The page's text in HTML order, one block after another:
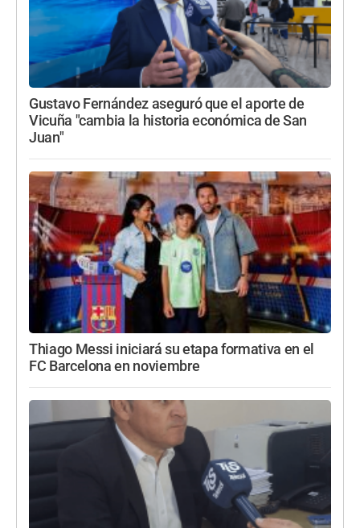
Gustavo Fernández aseguró que el aporte de
Vicuña "cambia la historia económica de San
Juan"
Thiago Messi iniciará su etapa formativa en el
FC Barcelona en noviembre